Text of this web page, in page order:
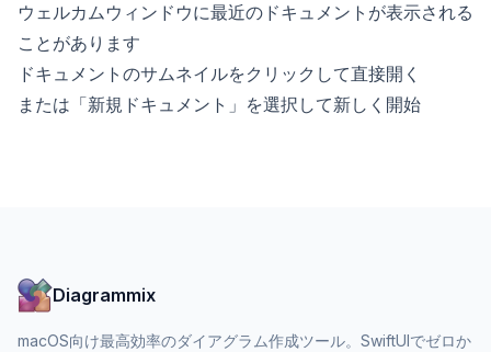
ウェルカムウィンドウに最近のドキュメントが表示される
ことがあります
ドキュメントのサムネイルをクリックして直接開く
または「新規ドキュメント」を選択して新しく開始
Diagrammix
macOS向け最高効率のダイアグラム作成ツール。SwiftUIでゼロか